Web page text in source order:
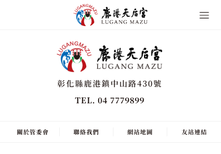
彰化縣鹿港鎮中山路430號
TEL. 04 7779899
關於管委會 聯絡我們 網站地圖 友站連結